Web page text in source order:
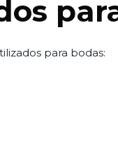
para bodas: